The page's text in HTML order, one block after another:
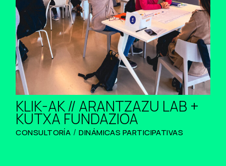
CONSULTORÍA DINÁMICAS PARTICIPATIVAS
KLIK-AK // ARANTZAZU LAB +
KUTXA FUNDAZIOA